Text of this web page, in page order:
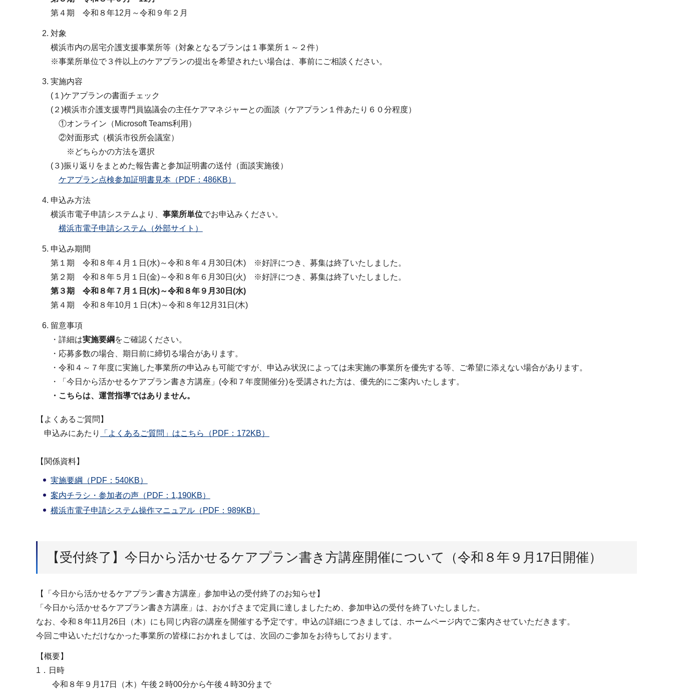
第４期 令和８年12月～令和９年２月
対象
横浜市内の居宅介護支援事業所等（対象となるプランは１事業所１～２件）
※事業所単位で３件以上のケアプランの提出を希望されたい場合は、事前にご相談ください。
実施内容
(１)ケアプランの書面チェック
(２)横浜市介護支援専門員協議会の主任ケアマネジャーとの面談（ケアプラン１件あたり６０分程度）
①オンライン（Microsoft Teams利用）
②対面形式（横浜市役所会議室）
※どちらかの方法を選択
(３)振り返りをまとめた報告書と参加証明書の送付（面談実施後）
ケアプラン点検参加証明書見本（PDF：486KB）
申込み方法
横浜市電子申請システムより、 事業所単位でお申込みください。
横浜市電子申請システム（外部サイト）
申込み期間
第１期 令和８年４月１日(水)～令和８年４月30日(木) ※好評につき、募集は終了いたしました。
第２期 令和８年５月１日(金)～令和８年６月30日(火) ※好評につき、募集は終了いたしました。
第３期 令和８年７月１日(水)～令和８年９月30日(水)
第４期 令和８年10月１日(木)～令和８年12月31日(木)
留意事項
・詳細は実施要綱 をご確認ください。
・応募多数の場合、期日前に締切る場合があります。
・令和４～７年度に実施した事業所の申込みも可能ですが、申込み状況によっては未実施の事業所を優先する等、ご希望に添えない場合があります。
・「今日から活かせるケアプラン書き方講座」(令和７年度開催分)を受講された方は、優先的にご案内いたします。
・こちらは、運営指導ではありません。
【よくあるご質問】
申込みにあたり
「よくあるご質問」はこちら（PDF：172KB）
【関係資料】
実施要綱（PDF：540KB）
案内チラシ・参加者の声（PDF：1,190KB）
横浜市電子申請システム操作マニュアル（PDF：989KB）
【受付終了】今日から活かせるケアプラン書き方講座開催について（令和８年９月17日開催）
【「今日から活かせるケアプラン書き方講座」参加申込の受付終了のお知らせ】
「今日から活かせるケアプラン書き方講座」は、おかげさまで定員に達しましたため、参加申込の受付を終了いたしました。
なお、令和８年11月26日（木）にも同じ内容の講座を開催する予定です。申込の詳細につきましては、ホームページ内でご案内させていただきます。
今回ご申込いただけなかった事業所の皆様におかれましては、次回のご参加をお待ちしております。
【概要】
1．日時
令和８年９月17日（木）午後２時00分から午後４時30分まで